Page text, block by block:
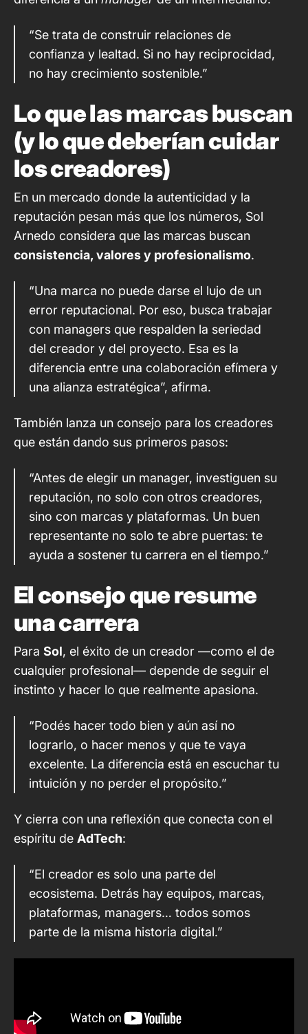
“Se trata de construir relaciones de
confianza y lealtad. Si no hay reciprocidad,
no hay crecimiento sostenible.”
Lo que las marcas buscan
(y lo que deberían cuidar
los creadores)
En un mercado donde la autenticidad y la
reputación pesan más que los números, Sol
Arnedo considera que las marcas buscan
consistencia, valores y profesionalismo.
“Una marca no puede darse el lujo de un
error reputacional. Por eso, busca trabajar
con managers que respalden la seriedad
del creador y del proyecto. Esa es la
diferencia entre una colaboración efímera y
una alianza estratégica”, afirma.
También lanza un consejo para los creadores
que están dando sus primeros pasos:
“Antes de elegir un manager, investiguen su
reputación, no solo con otros creadores,
sino con marcas y plataformas. Un buen
representante no solo te abre puertas: te
ayuda a sostener tu carrera en el tiempo.”
El consejo que resume
una carrera
Para Sol, el éxito de un creador —como el de
cualquier profesional— depende de seguir el
instinto y hacer lo que realmente apasiona.
“Podés hacer todo bien y aún así no
lograrlo, o hacer menos y que te vaya
excelente. La diferencia está en escuchar tu
intuición y no perder el propósito.”
Y cierra con una reflexión que conecta con el
espíritu de AdTech:
“El creador es solo una parte del
ecosistema. Detrás hay equipos, marcas,
plataformas, managers… todos somos
parte de la misma historia digital.”